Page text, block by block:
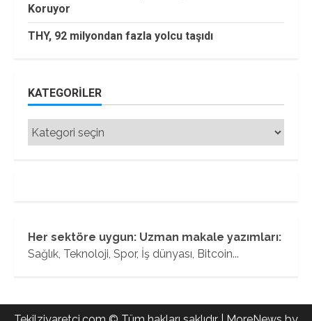
Koruyor
THY, 92 milyondan fazla yolcu taşıdı
KATEGORILER
Kategoriler
Her sektöre uygun: Uzman makale yazımları:
Sağlık, Teknoloji, Spor, İş dünyası, Bitcoin...